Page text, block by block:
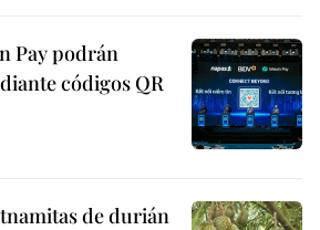
Pay podrán
códigos QR
de durián